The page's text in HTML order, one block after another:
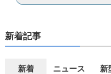
新着記事
新着 ニュース 新